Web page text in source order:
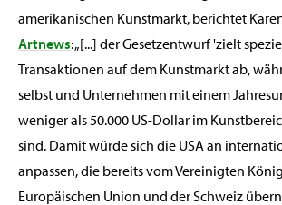
amerikanischen Kunstmarkt, berichtet
Artnews: „[...] der Gesetzentwurf 'zielt
Transaktionen auf dem Kunstmarkt ab,
selbst und Unternehmen mit einem
weniger als 50.000 US-Dollar im
sind. Damit würde sich die USA an
anpassen, die bereits vom Vereinigten
Europäischen Union und der Schweiz